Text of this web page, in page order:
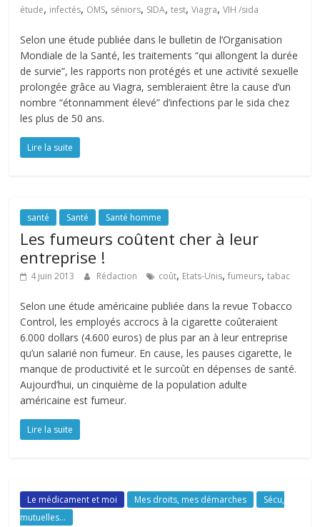
étude, infectés, OMS, séniors, SIDA,test,Viagra,VIH /sida
Selon une étude publiée dans le bulletin de l’Organisation
Mondiale de la Santé, les traitements “qui allongent la durée
de survie”, les rapports non protégés et une activité sexuelle
prolongée grâce au Viagra, sembleraient être la cause d’un
nombre “étonnamment élevé” d’infections par le sida chez
les plus de 50 ans.
Lire la suite
santé Santé Santé homme
Les fumeurs coûtent cher à leur
entreprise !
4 juin 2013 Rédaction coût, Etats-Unis,fumeurs,tabac
Selon une étude américaine publiée dans la revue Tobacco
Control, les employés accrocs à la cigarette coûteraient
6.000 dollars (4.600 euros) de plus par an à leur entreprise
qu’un salarié non fumeur. En cause, les pauses cigarette, le
manque de productivité et le surcoût en dépenses de santé.
Aujourd’hui, un cinquième de la population adulte
américaine est fumeur.
Lire la suite
Le médicament et moi Mes droits, mes démarches
Sécu,
mutuelles...